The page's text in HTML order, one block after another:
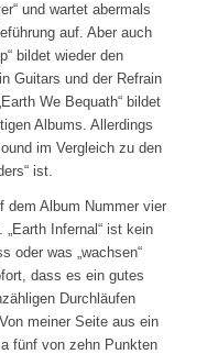
und wartet abermals
auf. Aber auch
bildet wieder den
Guitars und der Refrain
We Bequath“ bildet
Albums. Allerdings
im Vergleich zu den
ist.
dem Album Nummer vier
Infernal“ ist kein
oder was „wachsen“
dass es ein gutes
Durchläufen
meiner Seite aus ein
fünf von zehn Punkten